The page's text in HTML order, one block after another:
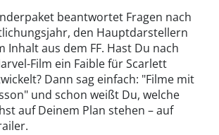
beantwortet Fragen nach
den Hauptdarstellern
Inhalt aus dem FF. Hast Du nach
Film ein Faible für Scarlett
Dann sag einfach: "Filme mit
und schon weißt Du, welche
auf Deinem Plan stehen – auf